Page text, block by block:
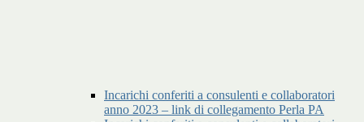
Incarichi conferiti a consulenti e collaboratori
anno 2023 – link di collegamento Perla PA